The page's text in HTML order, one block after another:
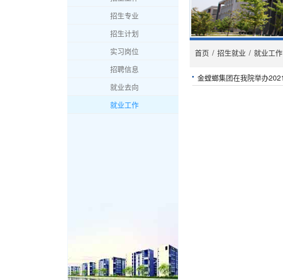
招生专业
招生计划
实习岗位
招聘信息
就业去向
就业工作
首页 / 招生就业 / 就业工作
金螳螂集团在我院举办